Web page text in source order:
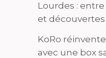
Lourdes :
et découvertes
KoRo
avec une box